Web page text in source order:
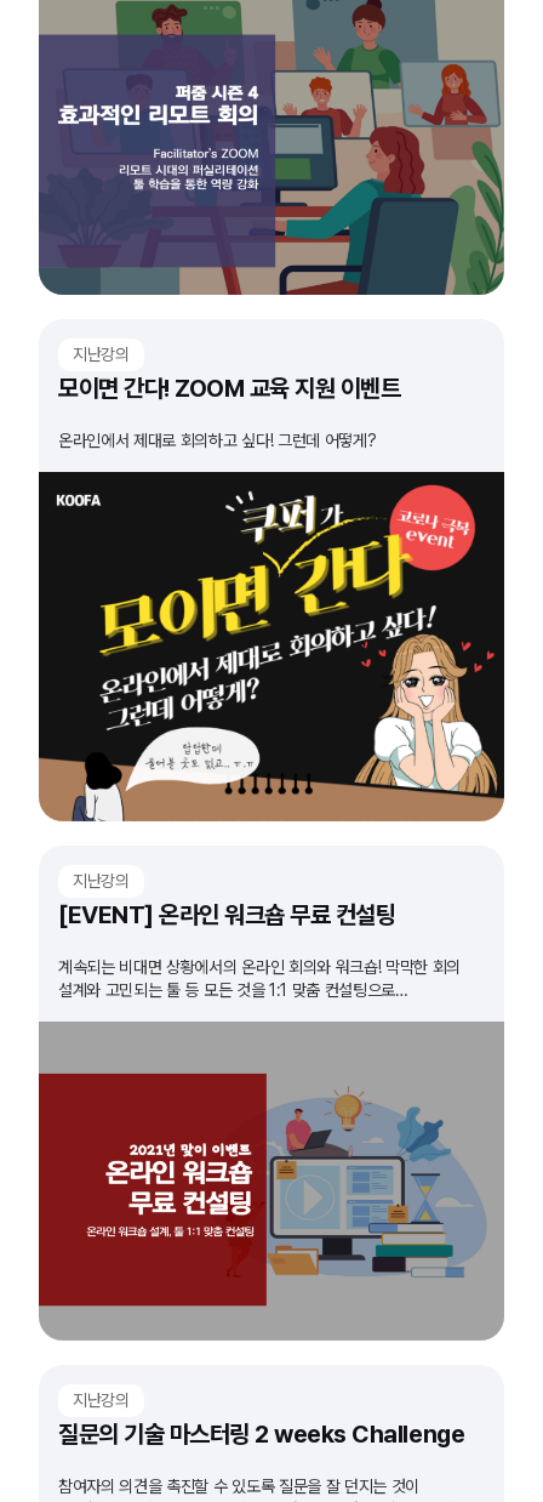
지난강의
모이면 간다! ZOOM 교육 지원 이벤트
온라인에서 제대로 회의하고 싶다! 그런데 어떻게?
지난강의
[EVENT] 온라인 워크숍 무료 컨설팅
계속되는 비대면 상황에서의 온라인 회의와 워크숍! 막막한 회의
설계와 고민되는 툴 등 모든 것을 1:1 맞춤 컨설팅으로
지난강의
질문의 기술 마스터링 2 weeks Challenge
참여자의 의견을 촉진할 수 있도록 질문을 잘 던지는 것이